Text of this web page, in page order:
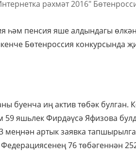
һәм пенсия яше алдындагы
Бөтенроссия конкурсында
буенча иң актив төбәк булган.
яшьлек Фирдәүсә Яфизова
меңнән артык заявка
76 төбәгеннән